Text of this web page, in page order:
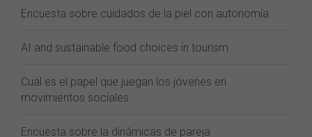
Encuesta sobre cuidados de la piel con autonomía
AI and sustainable food choices in tourism
Cual es el papel que juegan los jóvenes en
movimientos sociales
Encuesta sobre la dinámicas de pareja